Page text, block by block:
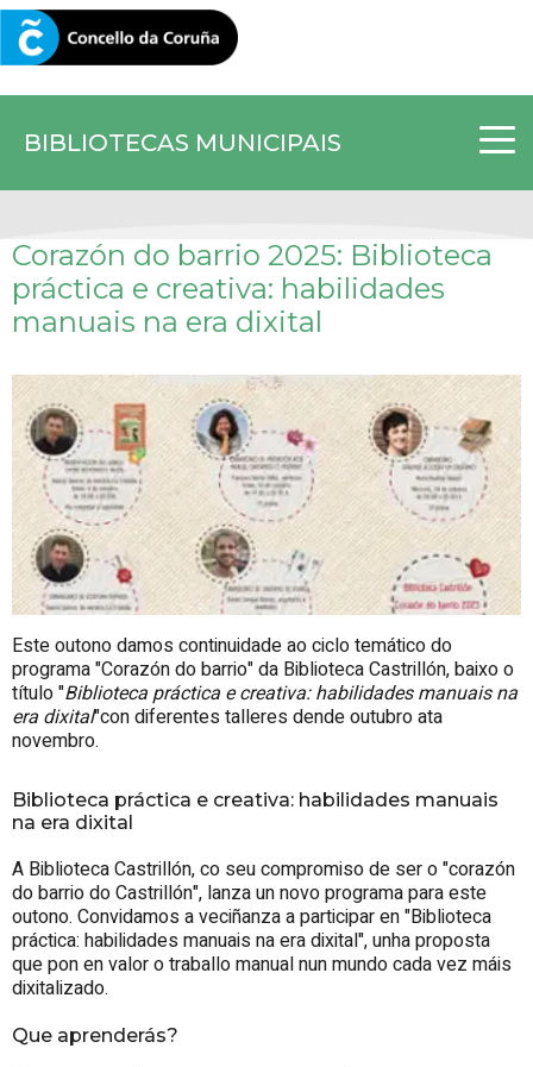
BIBLIOTECAS MUNICIPAIS
CORUNA.GAL
Corazón do barrio 2025: Biblioteca
práctica e creativa: habilidades
manuais na era dixital
Este outono damos continuidade ao ciclo temático do
programa "Corazón do barrio" da Biblioteca Castrillón, baixo o
título "Biblioteca práctica e creativa: habilidades manuais na
era dixital"con diferentes talleres dende outubro ata
novembro.
Biblioteca práctica e creativa: habilidades manuais
na era dixital
A Biblioteca Castrillón, co seu compromiso de ser o "corazón
do barrio do Castrillón", lanza un novo programa para este
outono. Convidamos a veciñanza a participar en "Biblioteca
práctica: habilidades manuais na era dixital", unha proposta
que pon en valor o traballo manual nun mundo cada vez máis
dixitalizado.
Que aprenderás?